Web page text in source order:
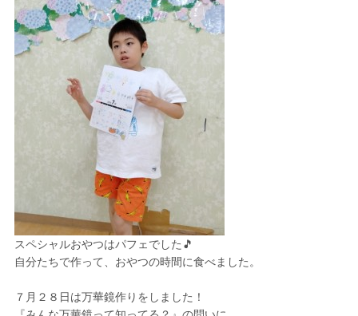
スペシャルおやつはパフェでした🎵
自分たちで作って、おやつの時間に食べました。
７月２８日は万華鏡作り をしました！